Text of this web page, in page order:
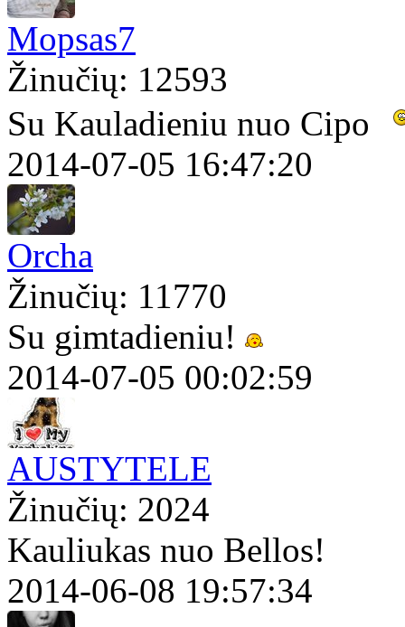
Mopsas7
Žinučių: 12593
Su Kauladieniu nuo Cipo
2014-07-05 16:47:20
Orcha
Žinučių: 11770
Su gimtadieniu!
2014-07-05 00:02:59
AUSTYTELE
Žinučių: 2024
Kauliukas nuo Bellos!
2014-06-08 19:57:34